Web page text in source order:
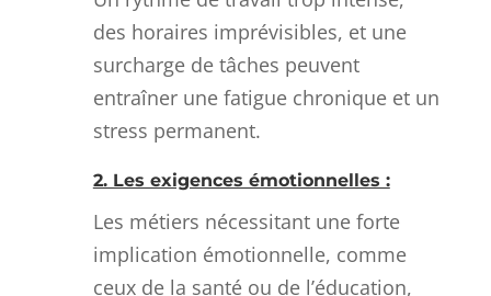
des horaires imprévisibles, et une
surcharge de tâches peuvent
entraîner une fatigue chronique et un
stress permanent.
2. Les exigences émotionnelles :
Les métiers nécessitant une forte
implication émotionnelle, comme
ceux de la santé ou de l’éducation,